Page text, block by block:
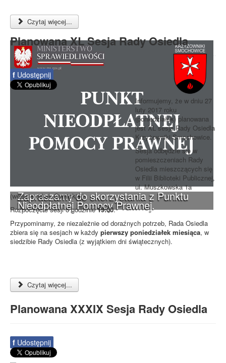
Zapraszamy do skorzystania z Punktu
Nieodpłatnej Pomocy Prawnej.
Czytaj więcej...
Planowana XL Sesja Rady Osiedla
f Udostępnij
Informujemy, że w dniu 27
luty 2017 roku
(poniedziałek) planowana
jest XL sesja Rady Osiedla
Krzyżowniki-Smochowice.
Sesja odbędzie się w
pomieszczeniach Rady
Osiedla mieszczących się
w Filii Biblioteki Publicznej,
ul. Muszkowska 1a
(wejście od ul. Ownickiej).
Rozpoczęcie sesji o godzinie19:00.
Przypominamy, że niezależnie od doraźnych potrzeb, Rada Osiedla
zbiera się na sesjach w każdy pierwszy poniedziałek miesiąca, w
siedzibie Rady Osiedla (z wyjątkiem dni świątecznych).
Czytaj więcej...
Planowana XXXIX Sesja Rady Osiedla
f Udostępnij